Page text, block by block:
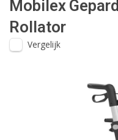
Mobilex
Rollator
Vergelijk